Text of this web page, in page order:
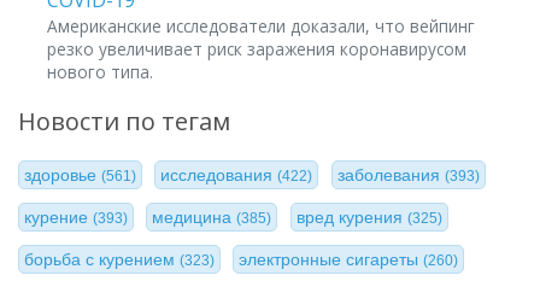
Американские исследователи доказали, что вейпинг
резко увеличивает риск заражения коронавирусом
нового типа.
Новости по тегам
здоровье (561) исследования(422) заболевания (393)
курение (393) медицина(385) вред курения (325)
борьба с курением (323) электронные сигареты(260)